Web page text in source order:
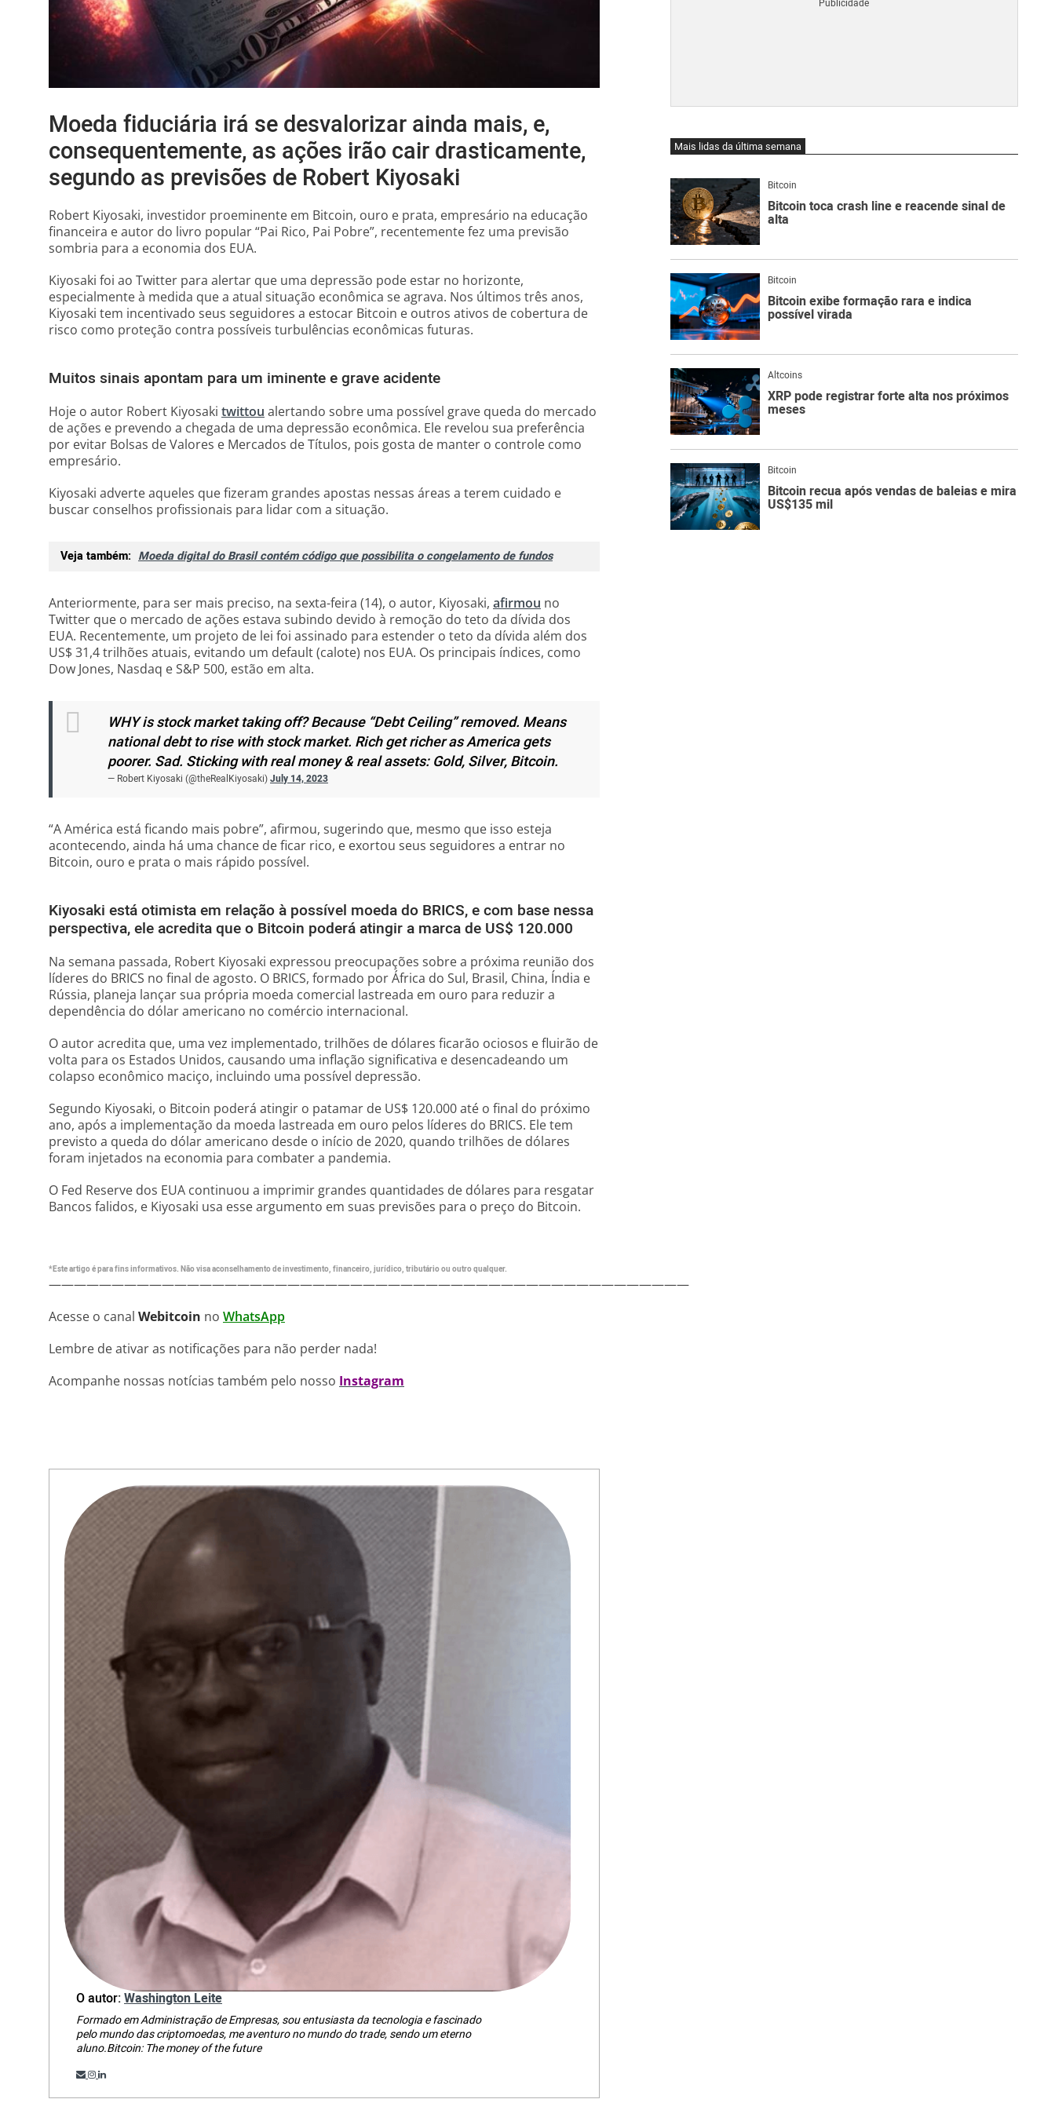
Moeda fiduciária irá se desvalorizar ainda mais, e,
consequentemente, as ações irão cair drasticamente,
segundo as previsões de Robert Kiyosaki
Robert Kiyosaki, investidor proeminente em Bitcoin, ouro e prata, empresário na educação
financeira e autor do livro popular “Pai Rico, Pai Pobre”, recentemente fez uma previsão
sombria para a economia dos EUA.
Kiyosaki foi ao Twitter para alertar que uma depressão pode estar no horizonte,
especialmente à medida que a atual situação econômica se agrava. Nos últimos três anos,
Kiyosaki tem incentivado seus seguidores a estocar Bitcoin e outros ativos de cobertura de
risco como proteção contra possíveis turbulências econômicas futuras.
Muitos sinais apontam para um iminente e grave acidente
Hoje o autor Robert Kiyosaki twittou alertando sobre uma possível grave queda do mercado
de ações e prevendo a chegada de uma depressão econômica. Ele revelou sua preferência
por evitar Bolsas de Valores e Mercados de Títulos, pois gosta de manter o controle como
empresário.
Kiyosaki adverte aqueles que fizeram grandes apostas nessas áreas a terem cuidado e
buscar conselhos profissionais para lidar com a situação.
Veja também: Moeda digital do Brasil contém código que possibilita o congelamento de fundos
Anteriormente, para ser mais preciso, na sexta-feira (14), o autor, Kiyosaki, afirmou no
Twitter que o mercado de ações estava subindo devido à remoção do teto da dívida dos
EUA. Recentemente, um projeto de lei foi assinado para estender o teto da dívida além dos
US$ 31,4 trilhões atuais, evitando um default (calote) nos EUA. Os principais índices, como
Dow Jones, Nasdaq e S&P 500, estão em alta.
WHY is stock market taking off? Because “Debt Ceiling” removed. Means
national debt to rise with stock market. Rich get richer as America gets
poorer. Sad. Sticking with real money & real assets: Gold, Silver, Bitcoin.
— Robert Kiyosaki (@theRealKiyosaki)July 14, 2023
“A América está ficando mais pobre”, afirmou, sugerindo que, mesmo que isso esteja
acontecendo, ainda há uma chance de ficar rico, e exortou seus seguidores a entrar no
Bitcoin, ouro e prata o mais rápido possível.
Kiyosaki está otimista em relação à possível moeda do BRICS, e com base nessa
perspectiva, ele acredita que o Bitcoin poderá atingir a marca de US$ 120.000
Na semana passada, Robert Kiyosaki expressou preocupações sobre a próxima reunião dos
líderes do BRICS no final de agosto. O BRICS, formado por África do Sul, Brasil, China, Índia e
Rússia, planeja lançar sua própria moeda comercial lastreada em ouro para reduzir a
dependência do dólar americano no comércio internacional.
O autor acredita que, uma vez implementado, trilhões de dólares ficarão ociosos e fluirão de
volta para os Estados Unidos, causando uma inflação significativa e desencadeando um
colapso econômico maciço, incluindo uma possível depressão.
Segundo Kiyosaki, o Bitcoin poderá atingir o patamar de US$ 120.000 até o final do próximo
ano, após a implementação da moeda lastreada em ouro pelos líderes do BRICS. Ele tem
previsto a queda do dólar americano desde o início de 2020, quando trilhões de dólares
foram injetados na economia para combater a pandemia.
O Fed Reserve dos EUA continuou a imprimir grandes quantidades de dólares para resgatar
Bancos falidos, e Kiyosaki usa esse argumento em suas previsões para o preço do Bitcoin.
*Este artigo é para fins informativos. Não visa aconselhamento de investimento, financeiro, jurídico, tributário ou outro qualquer.
———————————————————————————————————————————————————
Acesse o canal Webitcoin no WhatsApp
Lembre de ativar as notificações para não perder nada!
Acompanhe nossas notícias também pelo nosso Instagram
O autor:Washington Leite
Formado em Administração de Empresas, sou entusiasta da tecnologia e fascinado
pelo mundo das criptomoedas, me aventuro no mundo do trade, sendo um eterno
aluno.Bitcoin: The money of the future
Mais lidas da última semana
Bitcoin
Bitcoin toca crash line e reacende sinal de
alta
Bitcoin
Bitcoin exibe formação rara e indica
possível virada
Altcoins
XRP pode registrar forte alta nos próximos
meses
Bitcoin
Bitcoin recua após vendas de baleias e mira
US$135 mil